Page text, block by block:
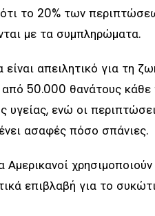
το 20% των
με τα συμπληρώματα.
απειλητικό για τη
50.000 θανάτους
υγείας, ενώ οι
ασαφές πόσο σπάνιες.
Αμερικανοί
επιβλαβή για το